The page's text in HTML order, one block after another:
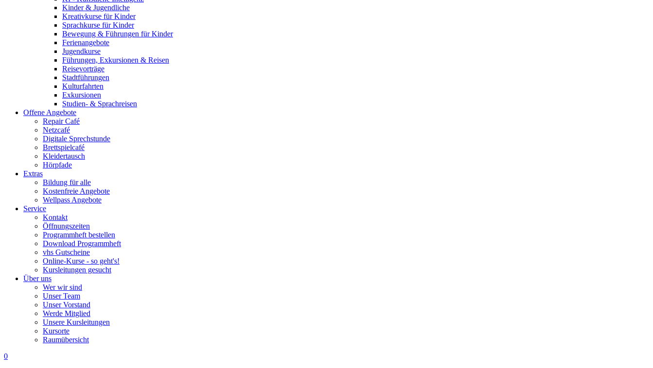
Kinder & Jugendliche
Kreativkurse für Kinder
Sprachkurse für Kinder
Bewegung & Führungen für Kinder
Ferienangebote
Jugendkurse
Führungen, Exkursionen & Reisen
Reisevorträge
Stadtführungen
Kulturfahrten
Exkursionen
Studien- & Sprachreisen
Offene Angebote
Repair Café
Netzcafé
Digitale Sprechstunde
Brettspielcafé
Kleidertausch
Hörpfade
Extras
Bildung für alle
Kostenfreie Angebote
Wellpass Angebote
Service
Kontakt
Öffnungszeiten
Programmheft bestellen
Download Programmheft
vhs Gutscheine
Online-Kurse - so geht's!
Kursleitungen gesucht
Über uns
Wer wir sind
Unser Team
Unser Vorstand
Werde Mitglied
Unsere Kursleitungen
Kursorte
Raumübersicht
0